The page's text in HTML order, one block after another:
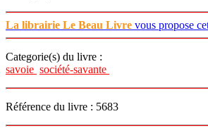
La librairie Le Beau Livre vous propose
Categorie(s) du livre :
savoie société-savante
Référence du livre : 5683